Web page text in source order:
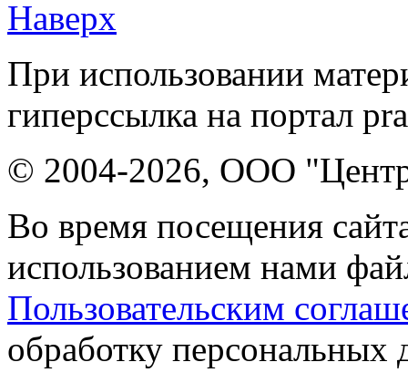
Наверх
При использовании
гиперссылка на портал
© 2004-2026, ООО "Центр
Во время посещения
использованием нами
Пользовательским
обработку персональных